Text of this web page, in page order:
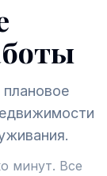
минут. Все